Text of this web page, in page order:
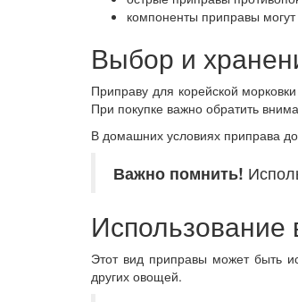
компоненты приправы
Выбор и
Приправу для корейской
При покупке важно обратить
В домашних условиях приправа
Важно помнить!
Использование
Этот вид приправы может быть
других овощей.